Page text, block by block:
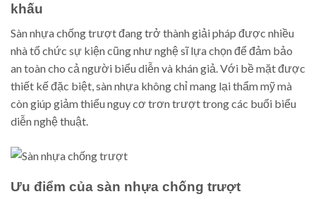
khấu
Sàn nhựa chống trượt đang trở thành giải pháp được nhiều
nhà tổ chức sự kiện cũng như nghệ sĩ lựa chọn để đảm bảo
an toàn cho cả người biểu diễn và khán giả. Với bề mặt được
thiết kế đặc biệt, sàn nhựa không chỉ mang lại thẩm mỹ mà
còn giúp giảm thiểu nguy cơ trơn trượt trong các buổi biểu
diễn nghệ thuật.
Ưu điểm của sàn nhựa chống trượt